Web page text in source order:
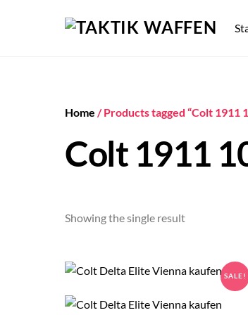
Home / Products tagged “Colt 1911
Colt 1911
Showing the single result
SALE!